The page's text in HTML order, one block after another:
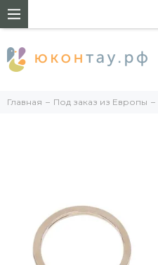
Главная Под заказ из Европы